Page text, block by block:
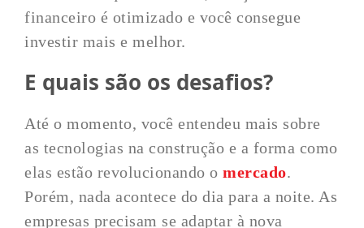
financeiro é otimizado e você consegue
investir mais e melhor.
E quais são os desafios?
Até o momento, você entendeu mais sobre
as tecnologias na construção e a forma como
elas estão revolucionando omercado.
Porém, nada acontece do dia para a noite. As
empresas precisam se adaptar à nova